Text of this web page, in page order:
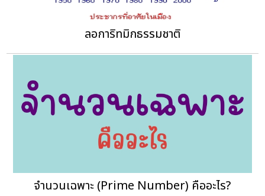
ลอการิทมิกธรรมชาติ
จำนวนเฉพาะ (Prime Number) คืออะไร?